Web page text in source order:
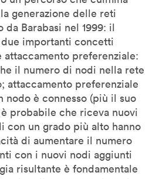
generazione delle reti
Barabasi nel 1999: il
importanti concetti
preferenziale:
il numero di nodi nella rete
attaccamento preferenziale
nodo è connesso (più il suo
è probabile che riceva nuovi
con un grado più alto hanno
di aumentare il numero
con i nuovi nodi aggiunti
risultante è fondamentale